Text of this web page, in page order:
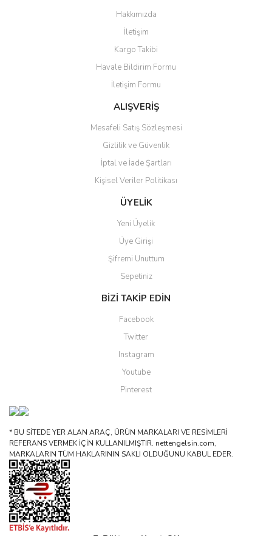
Yorum Yaz
Ürün resmi kalitesiz, bozuk veya görüntülenemiyor.
Ürün açıklamasında eksik bilgiler bulunuyor.
Ürün bilgilerinde hatalar bulunuyor.
Ürün fiyatı diğer sitelerden daha pahalı.
Bu ürüne benzer farklı alternatifler olmalı.
Gönder
Hakkımızda
İletişim
Kargo Takibi
Havale Bildirim Formu
İletişim Formu
ALIŞVERİŞ
Mesafeli Satış Sözleşmesi
Gizlilik ve Güvenlik
İptal ve İade Şartları
Kişisel Veriler Politikası
ÜYELİK
Yeni Üyelik
Üye Girişi
Şifremi Unuttum
Sepetiniz
BİZİ TAKİP EDİN
Facebook
Twitter
Instagram
Youtube
Pinterest
* BU SİTEDE YER ALAN ARAÇ, ÜRÜN MARKALARI VE RESİMLERİ
REFERANS VERMEK İÇİN KULLANILMIŞTIR. nettengelsin.com,
MARKALARIN TÜM HAKLARININ SAKLI OLDUĞUNU KABUL EDER.